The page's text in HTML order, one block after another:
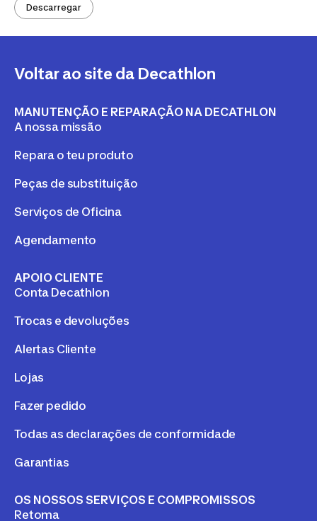
Descarregar
Voltar ao site da Decathlon
MANUTENÇÃO E REPARAÇÃO NA DECATHLON
A nossa missão
Repara o teu produto
Peças de substituição
Serviços de Oficina
Agendamento
APOIO CLIENTE
Conta Decathlon
Trocas e devoluções
Alertas Cliente
Lojas
Fazer pedido
Todas as declarações de conformidade
Garantias
OS NOSSOS SERVIÇOS E COMPROMISSOS
Retoma